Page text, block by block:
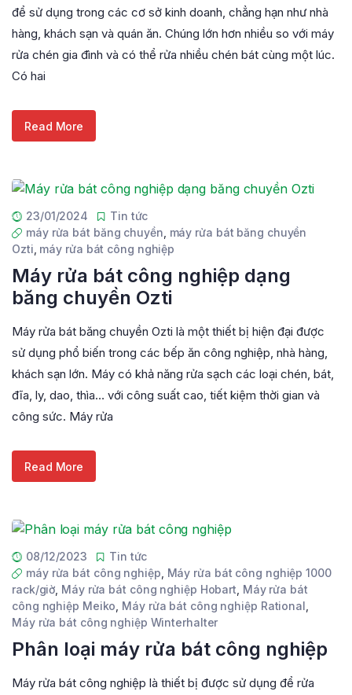
để sử dụng trong các cơ sở kinh doanh, chẳng hạn như nhà
hàng, khách sạn và quán ăn. Chúng lớn hơn nhiều so với máy
rửa chén gia đình và có thể rửa nhiều chén bát cùng một lúc.
Có hai
Read More
23/01/2024
Tin tức
máy rửa bát băng chuyền máy rửa bát băng chuyền
Ozti máy rửa bát công nghiệp
Máy rửa bát công nghiệp dạng
băng chuyền Ozti
Máy rửa bát băng chuyền Ozti là một thiết bị hiện đại được
sử dụng phổ biến trong các bếp ăn công nghiệp, nhà hàng,
khách sạn lớn. Máy có khả năng rửa sạch các loại chén, bát,
đĩa, ly, dao, thìa… với công suất cao, tiết kiệm thời gian và
công sức. Máy rửa
Read More
08/12/2023
Tin tức
máy rửa bát công nghiệp Máy rửa bát công nghiệp 1000
rack/giờ Máy rửa bát công nghiệp Hobart Máy rửa bát
công nghiệp Meiko Máy rửa bát công nghiệp Rational
Máy rửa bát công nghiệp Winterhalter
Phân loại máy rửa bát công nghiệp
Máy rửa bát công nghiệp là thiết bị được sử dụng để rửa